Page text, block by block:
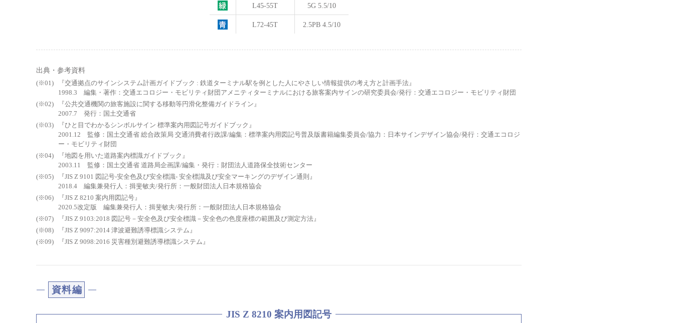
L45-55T 5G 5.5/10
L72-45T 2.5PB 4.5/10
出典・参考資料
『交通拠点のサインシステム計画ガイドブック : 鉄道ターミナル駅を例とした人にやさしい情報提供の考え方と計画手法』
1998.3 編集・著作：交通エコロジー・モビリティ財団アメニティターミナルにおける旅客案内サインの研究委員会/発行：交通エコロジー・モビリティ財団
『公共交通機関の旅客施設に関する移動等円滑化整備ガイドライン』
2007.7 発行：国土交通省
『ひと目でわかるシンボルサイン 標準案内用図記号ガイドブック』
2001.12 監修：国土交通省 総合政策局 交通消費者行政課/編集：標準案内用図記号普及版書籍編集委員会/協力：日本サインデザイン協会/発行：交通エコロジ
ー・モビリティ財団
『地図を用いた道路案内標識ガイドブック』
2003.11 監修：国土交通省 道路局企画課/編集・発行：財団法人道路保全技術センター
『JIS Z 9101 図記号-安全色及び安全標識- 安全標識及び安全マーキングのデザイン通則』
2018.4 編集兼発行人：揖斐敏夫/発行所：一般財団法人日本規格協会
『JIS Z 8210 案内用図記号』
2020.5改定版 編集兼発行人：揖斐敏夫/発行所：一般財団法人日本規格協会
『JIS Z 9103:2018 図記号－安全色及び安全標識－安全色の色度座標の範囲及び測定方法』
『JIS Z 9097:2014 津波避難誘導標識システム』
『JIS Z 9098:2016 災害種別避難誘導標識システム』
資料編
JIS Z 8210 案内用図記号